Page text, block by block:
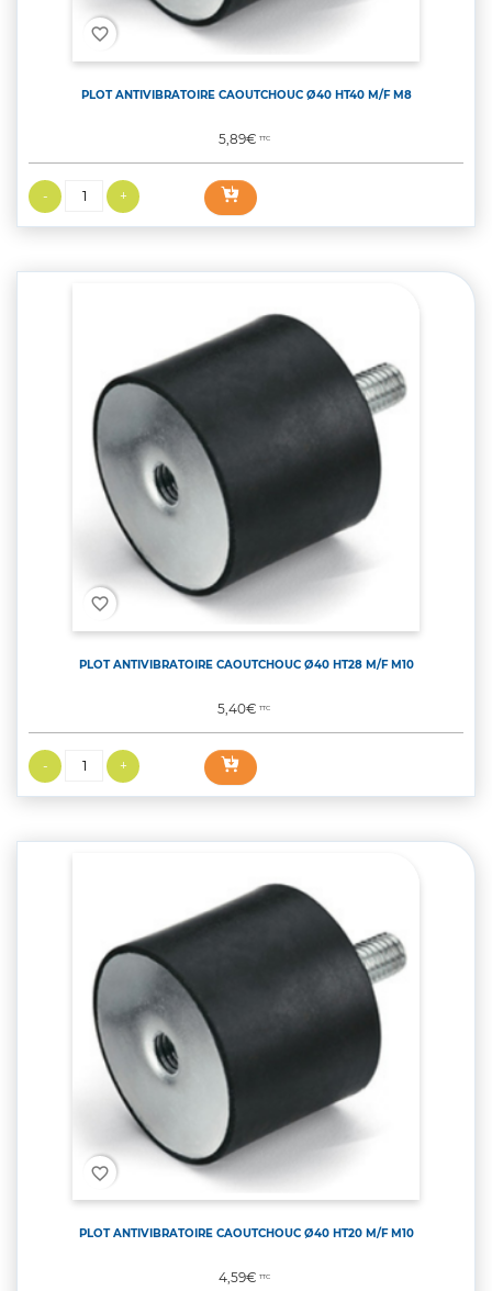
favorite_border
PLOT ANTIVIBRATOIRE CAOUTCHOUC Ø40 HT40 M/F M8
Prix
5,89€TTC
favorite_border
PLOT ANTIVIBRATOIRE CAOUTCHOUC Ø40 HT28 M/F M10
Prix
5,40€TTC
favorite_border
PLOT ANTIVIBRATOIRE CAOUTCHOUC Ø40 HT20 M/F M10
Prix
4,59€TTC